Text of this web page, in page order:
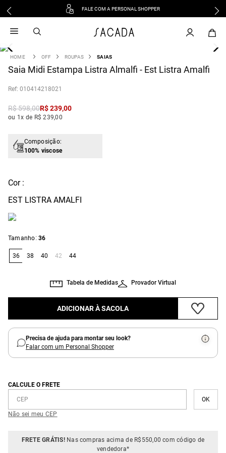
FALE COM A PERSONAL SHOPPER
OFF ROUPAS SAIAS
Saia Midi Estampa Listra Almalfi - Est Listra Amalfi
: 010414218021
R$598,00R$239,00
ou 1x de R$ 239,00
Composição:
100% viscose
Cor :
EST LISTRA AMALFI
Tamanho: 36
36 38 40 42 44
Provador Virtual
Tabela de Medidas
ADICIONAR À SACOLA
Precisa de ajuda para montar seu look?
Falar com um Personal Shopper
CALCULE O FRETE
Não sei meu CEP
FRETE GRÁTIS!Nas compras acima de R$550,00 com código de
vendedora*
vestido
3 º blusa
º vestido longo
º macacão
jeans
vestido curto